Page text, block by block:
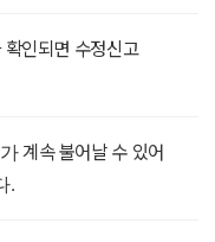
인되면 수정신고
계속 불어날 수 있어
.